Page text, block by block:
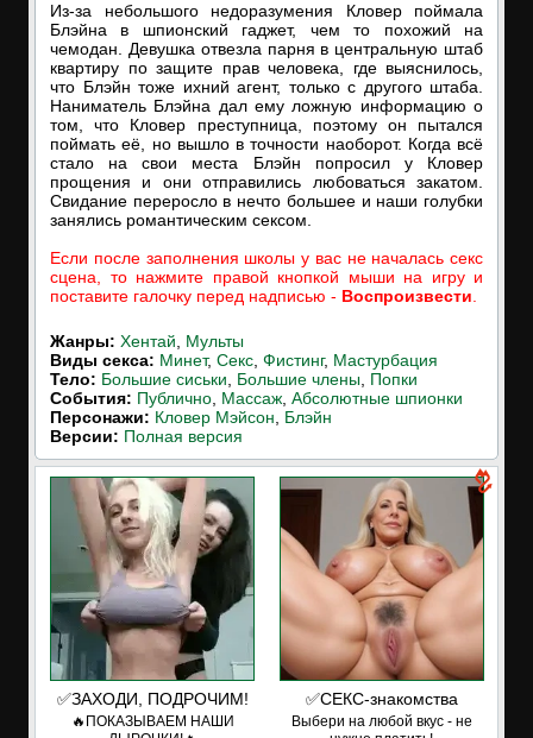
Из-за небольшого недоразумения Кловер поймала
Блэйна в шпионский гаджет, чем то похожий на
чемодан. Девушка отвезла парня в центральную штаб
квартиру по защите прав человека, где выяснилось,
что Блэйн тоже ихний агент, только с другого штаба.
Наниматель Блэйна дал ему ложную информацию о
том, что Кловер преступница, поэтому он пытался
поймать её, но вышло в точности наоборот. Когда всё
стало на свои места Блэйн попросил у Кловер
прощения и они отправились любоваться закатом.
Свидание переросло в нечто большее и наши голубки
занялись романтическим сексом.
Если после заполнения школы у вас не началась секс
сцена, то нажмите правой кнопкой мыши на игру и
поставите галочку перед надписью - Воспроизвести
Жанры: Хентай
Мульты
Виды секса: Минет, Секс Фистинг, Мастурбация
Тело: Большие сиськи Большие члены Попки
События: Публично Массаж Абсолютные шпионки
Персонажи: Кловер Мэйсон
Блэйн
Версии: Полная версия
✅ЗАХОДИ, ПОДРОЧИМ!
🔥ПОКАЗЫВАЕМ НАШИ
✅СЕКС-знакомства
Выбери на любой вкус - не